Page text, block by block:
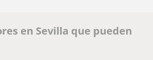
en Sevilla que pueden